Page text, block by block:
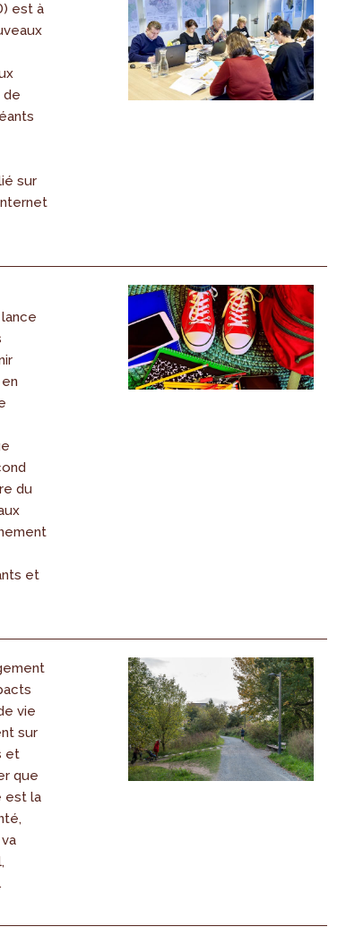
est à
de
sur
du
et
vie
sur
et
que
est la